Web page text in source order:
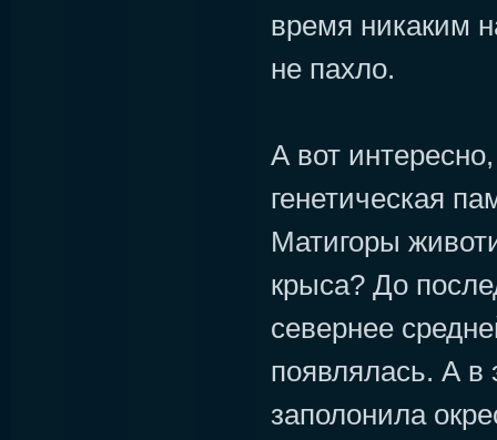
время никаким
не пахло.
А вот
генетическая
Матигоры
крыса? До
севернее
появлялась. А в
заполонила